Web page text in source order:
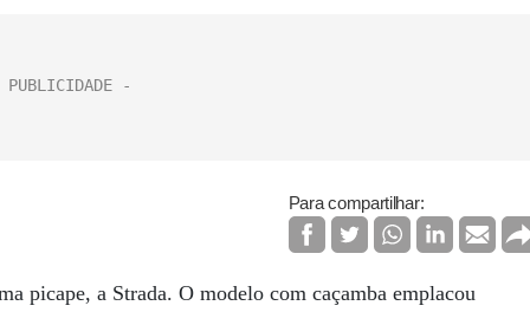
Para compartilhar:
picape, a Strada. O modelo com caçamba emplacou